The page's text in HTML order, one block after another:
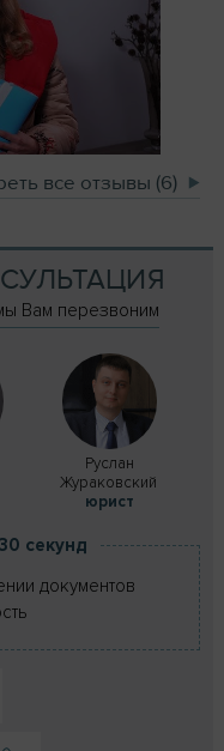
все отзывы (6)
Вам перезвоним
Руслан
Жураковский
юрист
секунд
документов